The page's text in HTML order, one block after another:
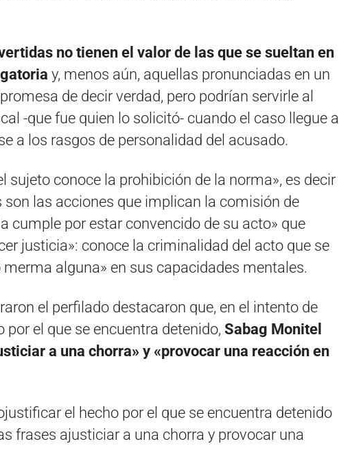
no tienen el valor de las que se sueltan en
y, menos aún, aquellas pronunciadas en un
de decir verdad, pero podrían servirle al
-que fue quien lo solicitó- cuando el caso llegue a
a los rasgos de personalidad del acusado.
sujeto conoce la prohibición de la norma», es decir
son las acciones que implican la comisión de
cumple por estar convencido de su acto» que
justicia»: conoce la criminalidad del acto que se
merma alguna» en sus capacidades mentales.
el perfilado destacaron que, en el intento de
el que se encuentra detenido, Sabag Monitel
a una chorra» y «provocar una reacción en